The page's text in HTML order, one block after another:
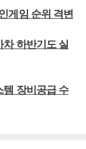
게임 순위 격변
차 하반기도 실
템 장비공급 수